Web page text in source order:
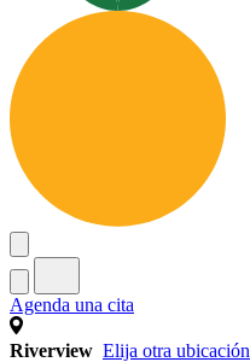
Agenda una cita
Riverview Elija otra ubicación